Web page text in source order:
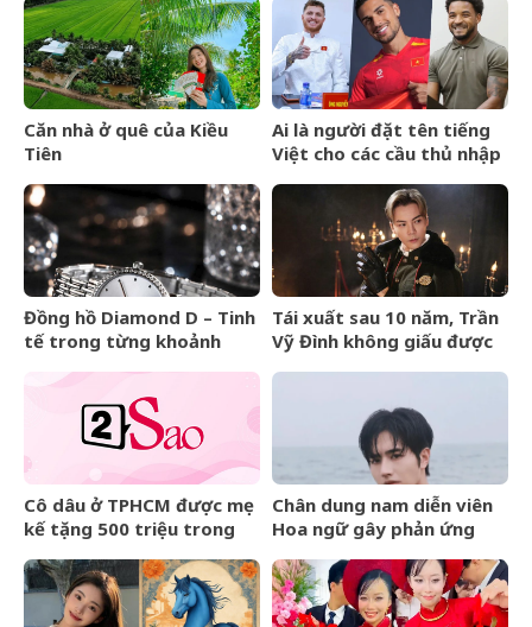
hóa đơn nhưng món đắt
nhất giá 9,4 tỷ
Căn nhà ở quê của Kiều
Tiên
Ai là người đặt tên tiếng
Việt cho các cầu thủ nhập
Đồng hồ Diamond D – Tinh
tế trong từng khoảnh
Tái xuất sau 10 năm, Trần
Vỹ Đình không giấu được
Cô dâu ở TPHCM được mẹ
kế tặng 500 triệu trong
‘gây sốt’
Chân dung nam diễn viên
Hoa ngữ gây phản ứng